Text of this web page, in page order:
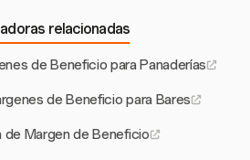
relacionadas
de Beneficio para Panaderías
de Beneficio para Bares
de Margen de Beneficio